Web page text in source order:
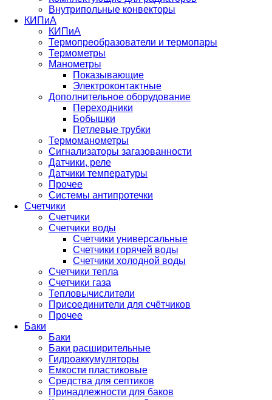
Внутрипольные конвекторы
КИПиА
КИПиА
Термопреобразователи и термопары
Термометры
Манометры
Показывающие
Электроконтактные
Дополнительное оборудование
Переходники
Бобышки
Петлевые трубки
Термоманометры
Сигнализаторы загазованности
Датчики, реле
Датчики температуры
Прочее
Системы антипротечки
Счетчики
Счетчики
Счетчики воды
Счетчики универсальные
Счетчики горячей воды
Счетчики холодной воды
Счетчики тепла
Счетчики газа
Тепловычислители
Присоединители для счётчиков
Прочее
Баки
Баки
Баки расширительные
Гидроаккумуляторы
Емкости пластиковые
Средства для септиков
Принадлежности для баков